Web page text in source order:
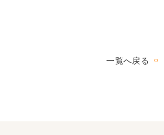
一覧へ戻る